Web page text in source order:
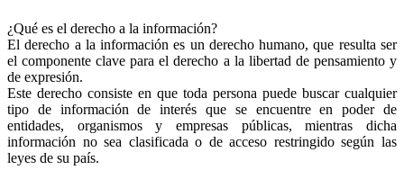
¿Qué es el derecho a la información?
El derecho a la información es un derecho humano, que resulta ser
el componente clave para el derecho a la libertad de pensamiento y
de expresión.
Este derecho consiste en que toda persona puede buscar cualquier
tipo de información de interés que se encuentre en poder de
entidades, organismos y empresas públicas, mientras dicha
información no sea clasificada o de acceso restringido según las
leyes de su país.